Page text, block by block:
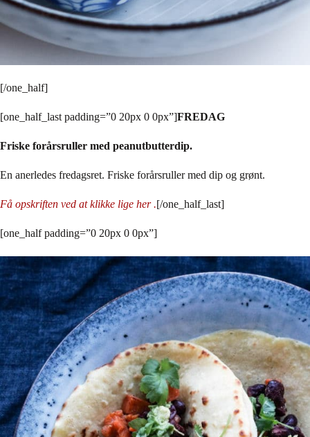
[/one_half]
[one_half_last padding=”0 20px 0 0px”]FREDAG
Friske forårsruller med peanutbutterdip.
En anerledes fredagsret. Friske forårsruller med dip og grønt.
Få opskriften ved at klikke lige her .[/one_half_last]
[one_half padding=”0 20px 0 0px”]